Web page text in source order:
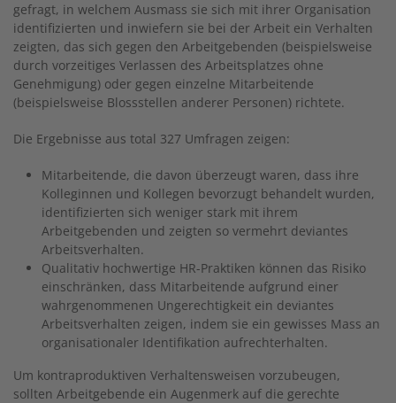
gefragt, in welchem Ausmass sie sich mit ihrer Organisation
identifizierten und inwiefern sie bei der Arbeit ein Verhalten
zeigten, das sich gegen den Arbeitgebenden (beispielsweise
durch vorzeitiges Verlassen des Arbeitsplatzes ohne
Genehmigung) oder gegen einzelne Mitarbeitende
(beispielsweise Blossstellen anderer Personen) richtete.
Die Ergebnisse aus total 327 Umfragen zeigen:
Mitarbeitende, die davon überzeugt waren, dass ihre
Kolleginnen und Kollegen bevorzugt behandelt wurden,
identifizierten sich weniger stark mit ihrem
Arbeitgebenden und zeigten so vermehrt deviantes
Arbeitsverhalten.
Qualitativ hochwertige HR-Praktiken können das Risiko
einschränken, dass Mitarbeitende aufgrund einer
wahrgenommenen Ungerechtigkeit ein deviantes
Arbeitsverhalten zeigen, indem sie ein gewisses Mass an
organisationaler Identifikation aufrechterhalten.
Um kontraproduktiven Verhaltensweisen vorzubeugen,
sollten Arbeitgebende ein Augenmerk auf die gerechte